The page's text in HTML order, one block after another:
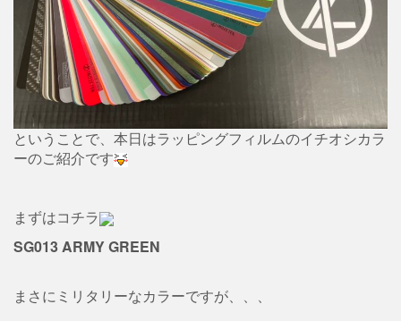
ということで、本日はラッピングフィルムのイチオシカラ
ーのご紹介です
まずはコチラ
SG013 ARMY GREEN
まさにミリタリーなカラーですが、、、